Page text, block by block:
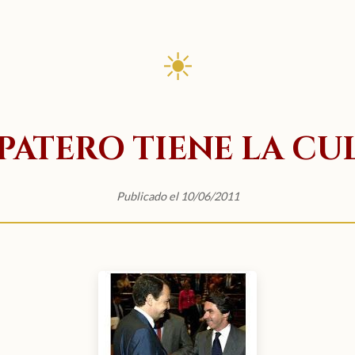
☀
TIENE LA
Publicado el 10/06/2011